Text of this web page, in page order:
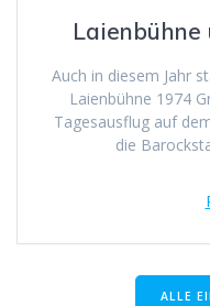
Auch in diesem Jahr
Laienbühne 1974
Tagesausflug auf
die
ALLE